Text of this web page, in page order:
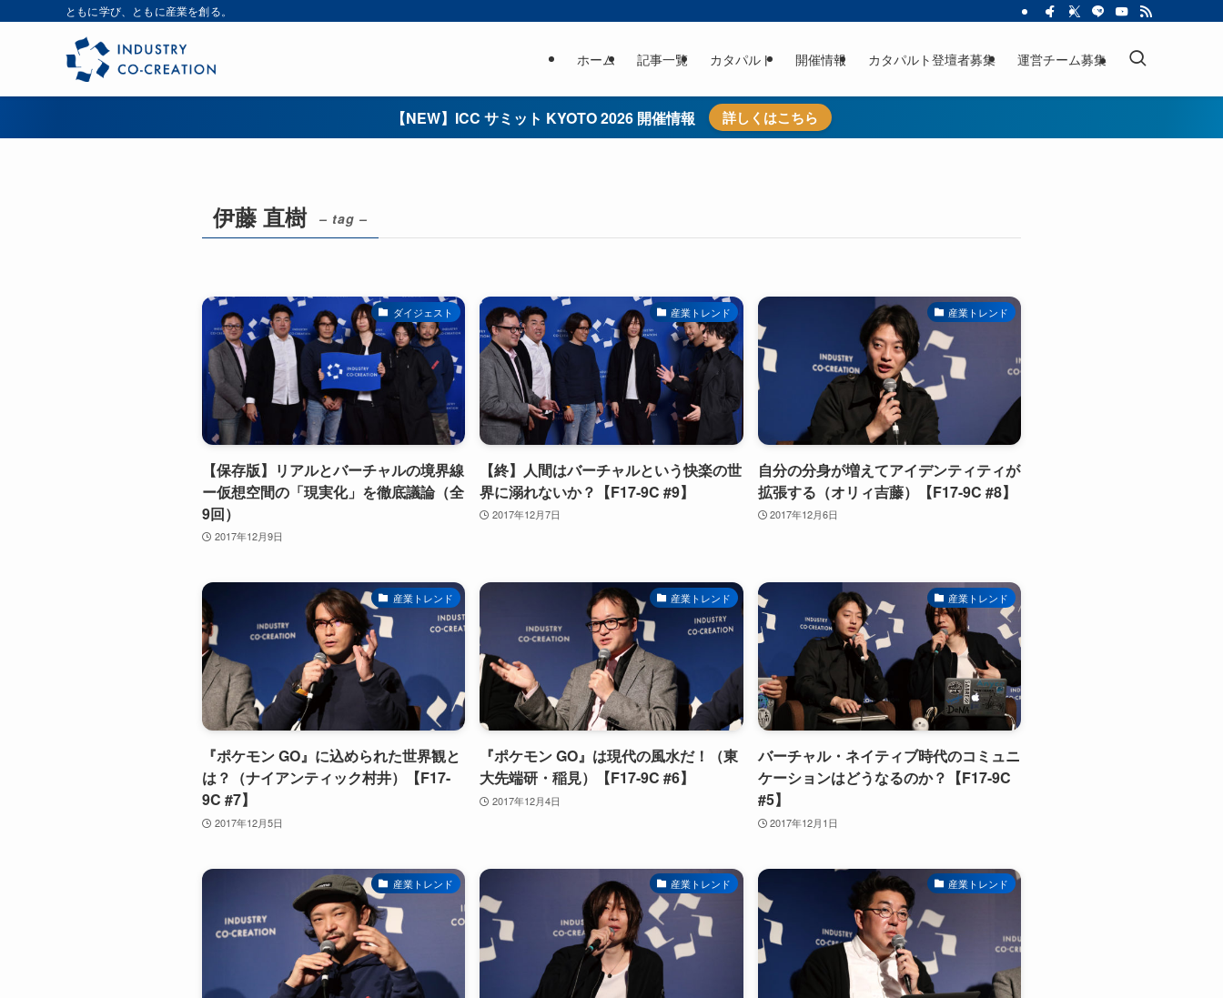
ともに学び、ともに産業を創る。
ホーム 記事一覧 カタパルト 開催情報 カタパルト登壇者募集 運営チーム募集
【NEW】ICC サミット KYOTO 2026 開催情報 詳しくはこちら
伊藤 直樹 – tag –
ダイジェスト
【保存版】リアルとバーチャルの境界線
ー仮想空間の「現実化」を徹底議論（全
9回）
2017年12月9日
産業トレンド
【終】人間はバーチャルという快楽の世
界に溺れないか？【F17-9C #9】
2017年12月7日
産業トレンド
自分の分身が増えてアイデンティティが
拡張する（オリィ吉藤）【F17-9C #8】
2017年12月6日
産業トレンド
『ポケモン GO』に込められた世界観と
は？（ナイアンティック村井）【F17-
9C #7】
2017年12月5日
産業トレンド
『ポケモン GO』は現代の風水だ！（東
大先端研・稲見）【F17-9C #6】
2017年12月4日
産業トレンド
バーチャル・ネイティブ時代のコミュニ
ケーションはどうなるのか？【F17-9C
#5】
2017年12月1日
産業トレンド 産業トレンド 産業トレンド